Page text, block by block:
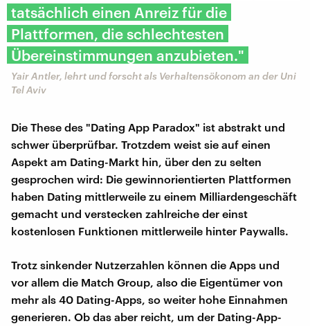
tatsächlich einen Anreiz für die
Plattformen, die schlechtesten
Übereinstimmungen anzubieten."
Yair Antler, lehrt und forscht als Verhaltensökonom an der Uni
Tel Aviv
Die These des "Dating App Paradox" ist abstrakt und
schwer überprüfbar. Trotzdem weist sie auf einen
Aspekt am Dating-Markt hin, über den zu selten
gesprochen wird: Die gewinnorientierten Plattformen
haben Dating mittlerweile zu einem Milliardengeschäft
gemacht und verstecken zahlreiche der einst
kostenlosen Funktionen mittlerweile hinter Paywalls.
Trotz sinkender Nutzerzahlen können die Apps und
vor allem die Match Group, also die Eigentümer von
mehr als 40 Dating-Apps, so weiter hohe Einnahmen
generieren. Ob das aber reicht, um der Dating-App-